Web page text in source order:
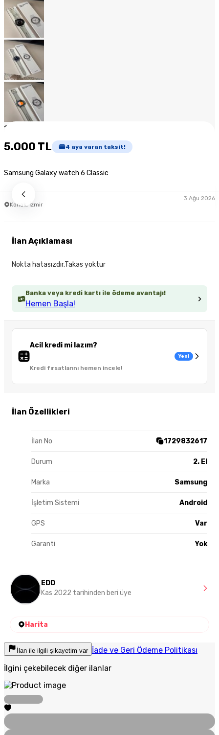
1
5.000 TL 4 aya varan taksit!
Samsung Galaxy watch 6 Classic
Konak, İzmir
3 Ağu 2026
Banka veya kredi kartı ile ödeme avantajı!
Hemen Başla!
Acil kredi mi lazım?
Kredi fırsatlarını hemen incele!
Yeni
İlan Özellikleri
İlan No 1729832617
Durum 2. El
Marka Samsung
İşletim Sistemi Android
GPS Var
Garanti Yok
İlan Açıklaması
Nokta hatasızdır.Takas yoktur
EDD
Kas 2022 tarihinden beri üye
Harita
İlan ile ilgili şikayetim var İade ve Geri Ödeme Politikası
İlgini çekebilecek diğer ilanlar